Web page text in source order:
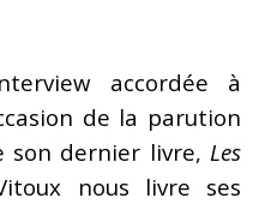
accordée à
de la parution
son dernier livre, Les
nous livre ses